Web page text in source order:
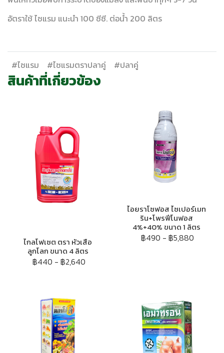
อัตราใช้ ไซแรม แนะนำ 100 ซีซี. ต่อน้ำ 200 ลิตร
#ไซแรม #ไซแรมตราปลาคู่ #ปลาคู่
สินค้าที่เกี่ยวข้อง
ไกลโฟเซต ตรา หัวเสือ
ลูกโลก ขนาด 4 ลิตร
฿440 - ฿2,640
ไอยราโซฟอส ไซเปอร์เมท
ริน+โพรฟีโนฟอส
4%+40% ขนาด 1 ลิตร
฿490 - ฿5,880